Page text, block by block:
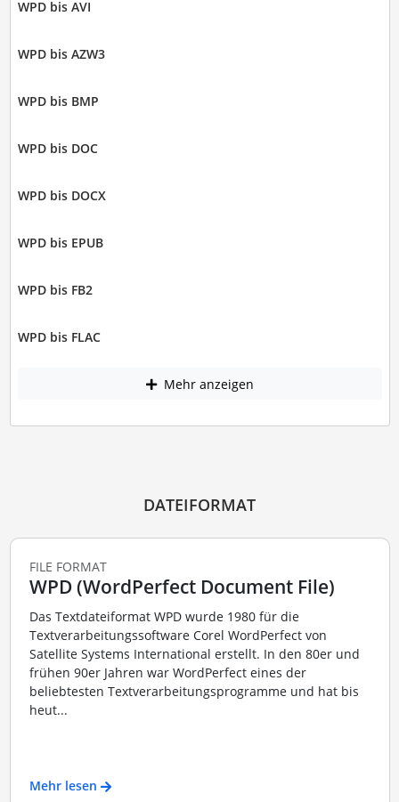
WPD bis AVI
WPD bis AZW3
WPD bis BMP
WPD bis DOC
WPD bis DOCX
WPD bis EPUB
WPD bis FB2
WPD bis FLAC
Mehr anzeigen
DATEIFORMAT
FILE FORMAT
WPD (WordPerfect Document File)
Das Textdateiformat WPD wurde 1980 für die
Textverarbeitungssoftware Corel WordPerfect von
Satellite Systems International erstellt. In den 80er und
frühen 90er Jahren war WordPerfect eines der
beliebtesten Textverarbeitungsprogramme und hat bis
heut...
Mehr lesen